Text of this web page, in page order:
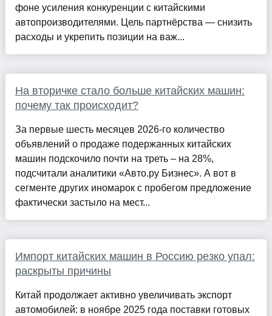
фоне усиления конкуренции с китайскими
автопроизводителями. Цель партнёрства — снизить
расходы и укрепить позиции на важ...
На вторичке стало больше китайских машин:
почему так происходит?
За первые шесть месяцев 2026-го количество
объявлений о продаже подержанных китайских
машин подскочило почти на треть – на 28%,
подсчитали аналитики «Авто.ру Бизнес». А вот в
сегменте других иномарок с пробегом предложение
фактически застыло на мест...
Импорт китайских машин в Россию резко упал:
раскрыты причины
Китай продолжает активно увеличивать экспорт
автомобилей: в ноябре 2025 года поставки готовых